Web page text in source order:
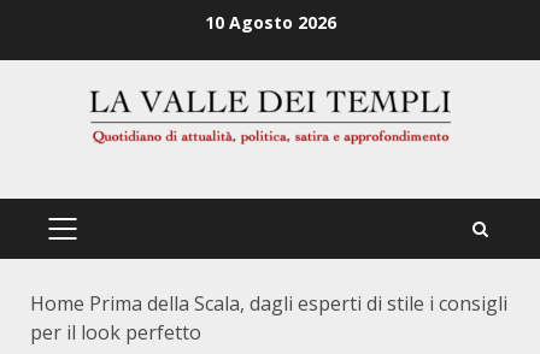
10 Agosto 2026
PRIMÄRES
Home Prima della Scala, dagli esperti di stile i consigli
per il look perfetto